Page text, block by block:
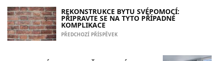
REKONSTRUKCE BYTU SVÉPOMOCÍ:
PŘIPRAVTE SE NA TYTO PŘÍPADNÉ
KOMPLIKACE
PŘEDCHOZÍ PŘÍSPĚVEK